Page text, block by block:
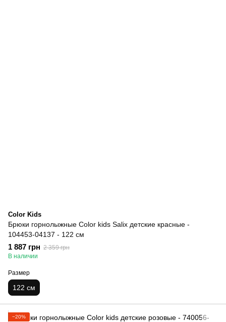
Color Kids
Брюки горнолыжные Color kids Salix детские красные -
104453-04137 - 122 см
1 887 грн 2 359 грн
В наличии
Размер
122 см
−20%